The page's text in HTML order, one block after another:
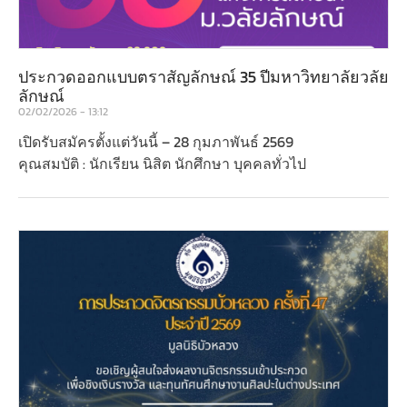
ประกวดออกแบบตราสัญลักษณ์ 35 ปีมหาวิทยาลัยวลัย
ลักษณ์
02/02/2026 13:12
เปิดรับสมัครตั้งแต่วันนี้ – 28 กุมภาพันธ์ 2569
คุณสมบัติ : นักเรียน นิสิต นักศึกษา บุคคลทั่วไป